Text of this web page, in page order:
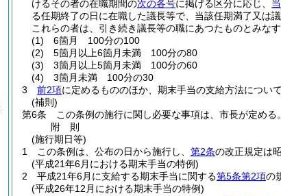
けるその者の在職期間の次の各号に掲げる区分に応じ、
る任期終了の日に在職した議長等で、当該任期満了又は
これらの者は、引き続き議長等の職にあつたものとみなす
(1)
6箇月 100分の100
(2)
5箇月以上6箇月未満 100分の80
(3)
3箇月以上5箇月未満 100分の60
(4)
3箇月未満 100分の30
3
前2項に定めるもののほか、期末手当の支給方法につい
(補則)
第6条
この条例の施行に関し必要な事項は、市長が定める。
附 則
(施行期日等)
1
この条例は、公布の日から施行し、 第2条の改正規定は
(平成21年6月における期末手当の特例)
2
平成21年6月に支給する期末手当に関する第5条第2項の
(平成26年12月における期末手当の特例)